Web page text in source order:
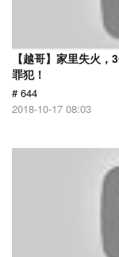
【越哥】家里失火
罪犯！
# 644
2018-10-17 08:03